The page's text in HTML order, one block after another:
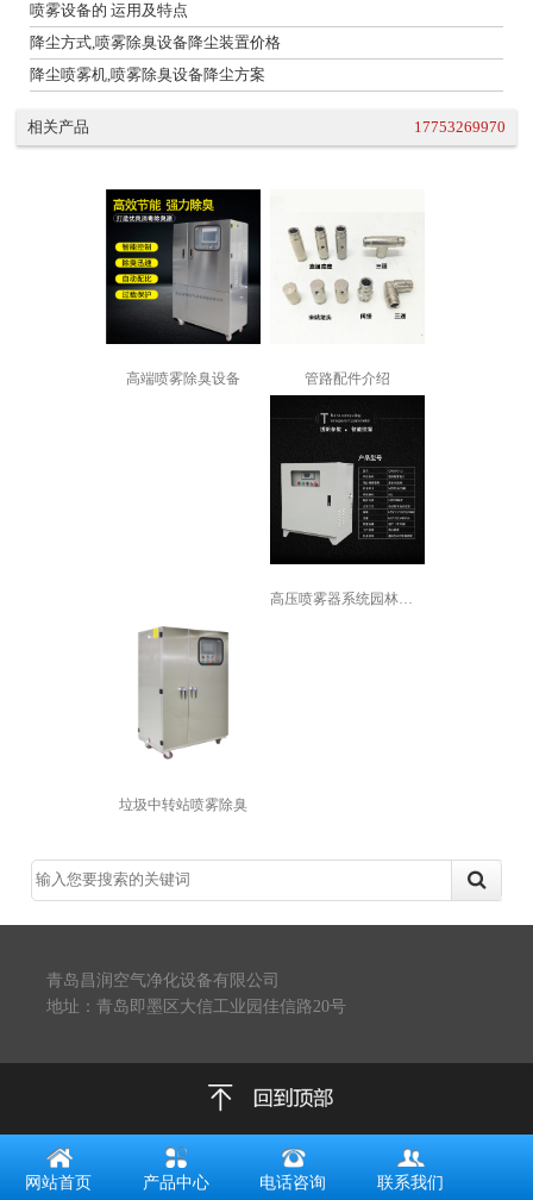
喷雾设备的 运用及特点
降尘方式,喷雾除臭设备降尘装置价格
降尘喷雾机,喷雾除臭设备降尘方案
相关产品 17753269970
高端喷雾除臭设备 管路配件介绍
高压喷雾器系统园林景观造雾冷雾森降温...
垃圾中转站喷雾除臭
青岛昌润空气净化设备有限公司
地址：青岛即墨区大信工业园佳信路20号
网站首页 产品中心 电话咨询 联系我们